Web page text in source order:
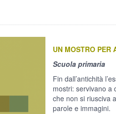
UN MOSTRO PER
Scuola primaria
Fin dall’antichità
mostri: servivano a
che non si riusciva
parole e immagini.